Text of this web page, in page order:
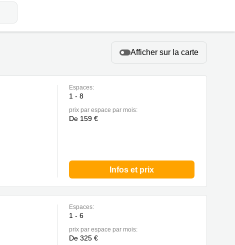
Afficher sur la carte
Espaces:
1 - 8
prix par espace par mois:
De 159 €
Infos et prix
Espaces:
1 - 6
prix par espace par mois:
De 325 €